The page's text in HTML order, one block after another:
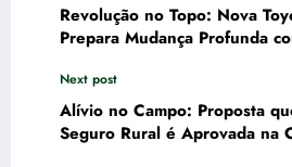
Revolução no Topo: Nova
Prepara Mudança Profunda
Next post
Alívio no Campo: Proposta
Seguro Rural é Aprovada na